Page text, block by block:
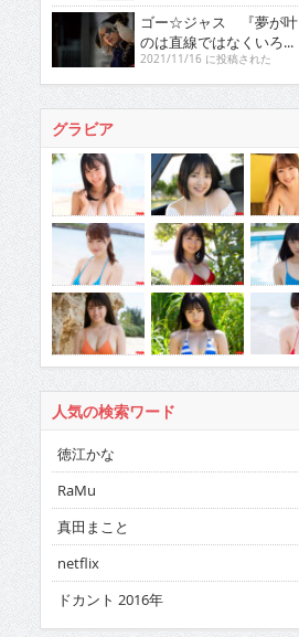
ゴー☆ジャス 『夢が叶
のは直線ではなくいろ...
2021/11/16 に投稿された
グラビア
人気の検索ワード
徳江かな
RaMu
真田まこと
netflix
ドカント 2016年